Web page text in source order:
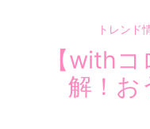
トレンド
【with
解！お